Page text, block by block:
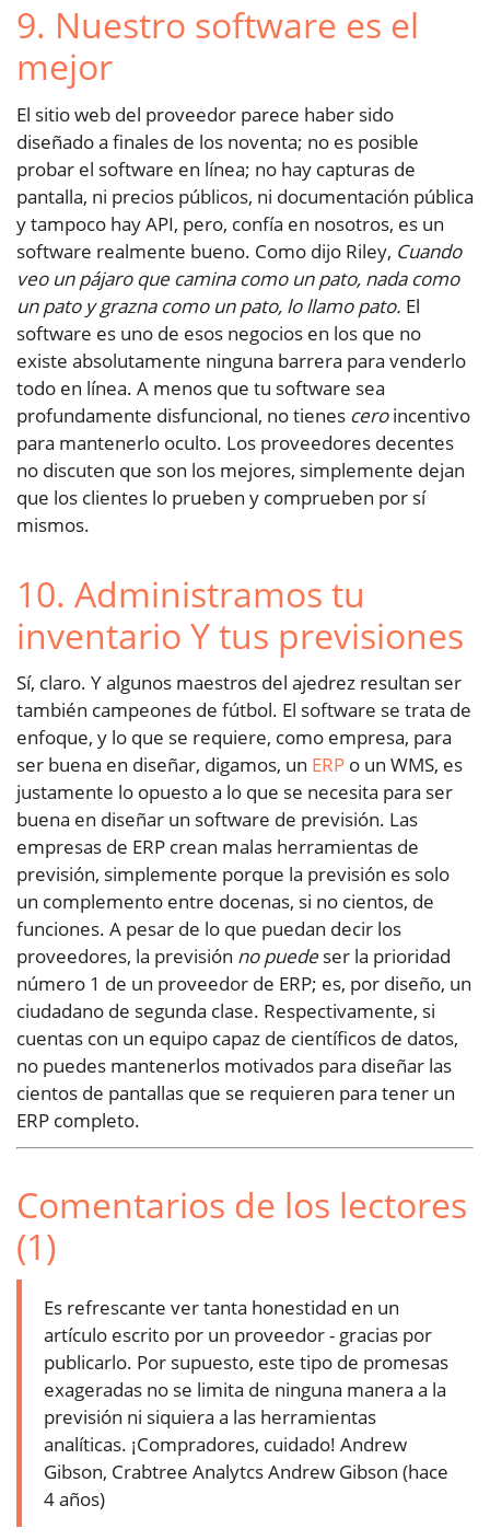
9. Nuestro software es el
mejor
El sitio web del proveedor parece haber sido
diseñado a finales de los noventa; no es posible
probar el software en línea; no hay capturas de
pantalla, ni precios públicos, ni documentación pública
y tampoco hay API, pero, confía en nosotros, es un
software realmente bueno. Como dijo Riley, Cuando
veo un pájaro que camina como un pato, nada como
un pato y grazna como un pato, lo llamo pato. El
software es uno de esos negocios en los que no
existe absolutamente ninguna barrera para venderlo
todo en línea. A menos que tu software sea
profundamente disfuncional, no tienes ceroincentivo
para mantenerlo oculto. Los proveedores decentes
no discuten que son los mejores, simplemente dejan
que los clientes lo prueben y comprueben por sí
mismos.
10. Administramos tu
inventario Y tus previsiones
Sí, claro. Y algunos maestros del ajedrez resultan ser
también campeones de fútbol. El software se trata de
enfoque, y lo que se requiere, como empresa, para
ser buena en diseñar, digamos, un ERP o un WMS, es
justamente lo opuesto a lo que se necesita para ser
buena en diseñar un software de previsión. Las
empresas de ERP crean malas herramientas de
previsión, simplemente porque la previsión es solo
un complemento entre docenas, si no cientos, de
funciones. A pesar de lo que puedan decir los
proveedores, la previsión no puedeser la prioridad
número 1 de un proveedor de ERP; es, por diseño, un
ciudadano de segunda clase. Respectivamente, si
cuentas con un equipo capaz de científicos de datos,
no puedes mantenerlos motivados para diseñar las
cientos de pantallas que se requieren para tener un
ERP completo.
Comentarios de los lectores
(1)
Es refrescante ver tanta honestidad en un
artículo escrito por un proveedor - gracias por
publicarlo. Por supuesto, este tipo de promesas
exageradas no se limita de ninguna manera a la
previsión ni siquiera a las herramientas
analíticas. ¡Compradores, cuidado! Andrew
Gibson, Crabtree AnalytcsAndrew Gibson (hace
4 años)